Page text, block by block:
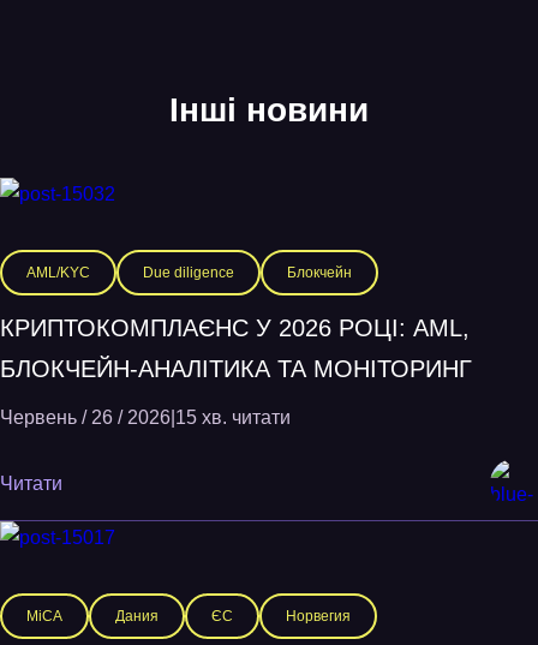
Інші новини
AML/KYC Due diligence Блокчейн
КРИПТОКОМПЛАЄНС У 2026 РОЦІ: AML,
БЛОКЧЕЙН-АНАЛІТИКА ТА МОНІТОРИНГ
Червень / 26 / 2026 15 хв. читати
Читати
MiCA Дания ЄС Норвегия